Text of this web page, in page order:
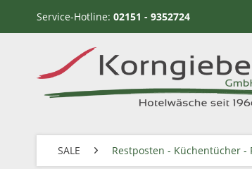
Service-Hotline: 02151 - 9352724
SALE Restposten - Küchentücher